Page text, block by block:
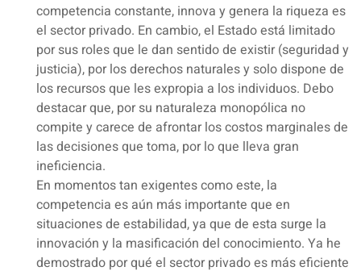
competencia constante, innova y genera la riqueza es
el sector privado. En cambio, el Estado está limitado
por sus roles que le dan sentido de existir (seguridad y
justicia), por los derechos naturales y solo dispone de
los recursos que les expropia a los individuos. Debo
destacar que, por su naturaleza monopólica no
compite y carece de afrontar los costos marginales de
las decisiones que toma, por lo que lleva gran
ineficiencia.
En momentos tan exigentes como este, la
competencia es aún más importante que en
situaciones de estabilidad, ya que de esta surge la
innovación y la masificación del conocimiento. Ya he
demostrado por qué el sector privado es más eficiente